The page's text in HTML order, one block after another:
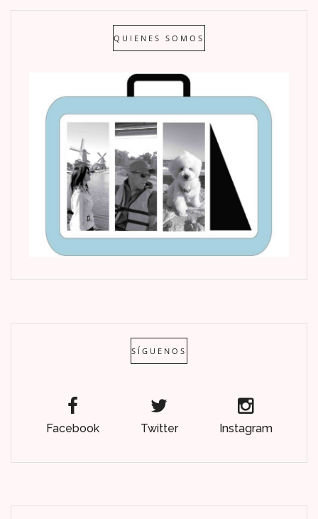
QUIENES SOMOS
SÍGUENOS
Facebook Twitter Instagram